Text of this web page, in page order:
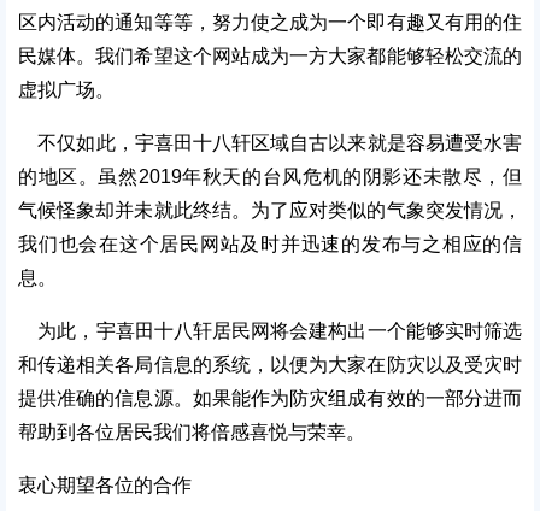
区内活动的通知等等，努力使之成为一个即有趣又有用的住
民媒体。我们希望这个网站成为一方大家都能够轻松交流的
虚拟广场。
不仅如此，宇喜田十八轩区域自古以来就是容易遭受水害
的地区。虽然2019年秋天的台风危机的阴影还未散尽，但
气候怪象却并未就此终结。为了应对类似的气象突发情况，
我们也会在这个居民网站及时并迅速的发布与之相应的信
息。
为此，宇喜田十八轩居民网将会建构出一个能够实时筛选
和传递相关各局信息的系统，以便为大家在防灾以及受灾时
提供准确的信息源。如果能作为防灾组成有效的一部分进而
帮助到各位居民我们将倍感喜悦与荣幸。
衷心期望各位的合作